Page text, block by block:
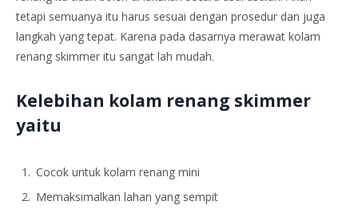
tetapi semuanya itu harus sesuai dengan prosedur dan juga
langkah yang tepat. Karena pada dasarnya merawat kolam
renang skimmer itu sangat lah mudah.
Kelebihan kolam renang skimmer
yaitu
Cocok untuk kolam renang mini
Memaksimalkan lahan yang sempit